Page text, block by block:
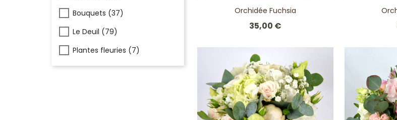
Bouquets (37)
Le Deuil (79)
Plantes fleuries (7)
Orchidée Fuchsia
35,00 €